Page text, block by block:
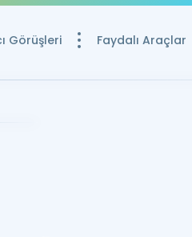
Görüşleri Faydalı Araçlar